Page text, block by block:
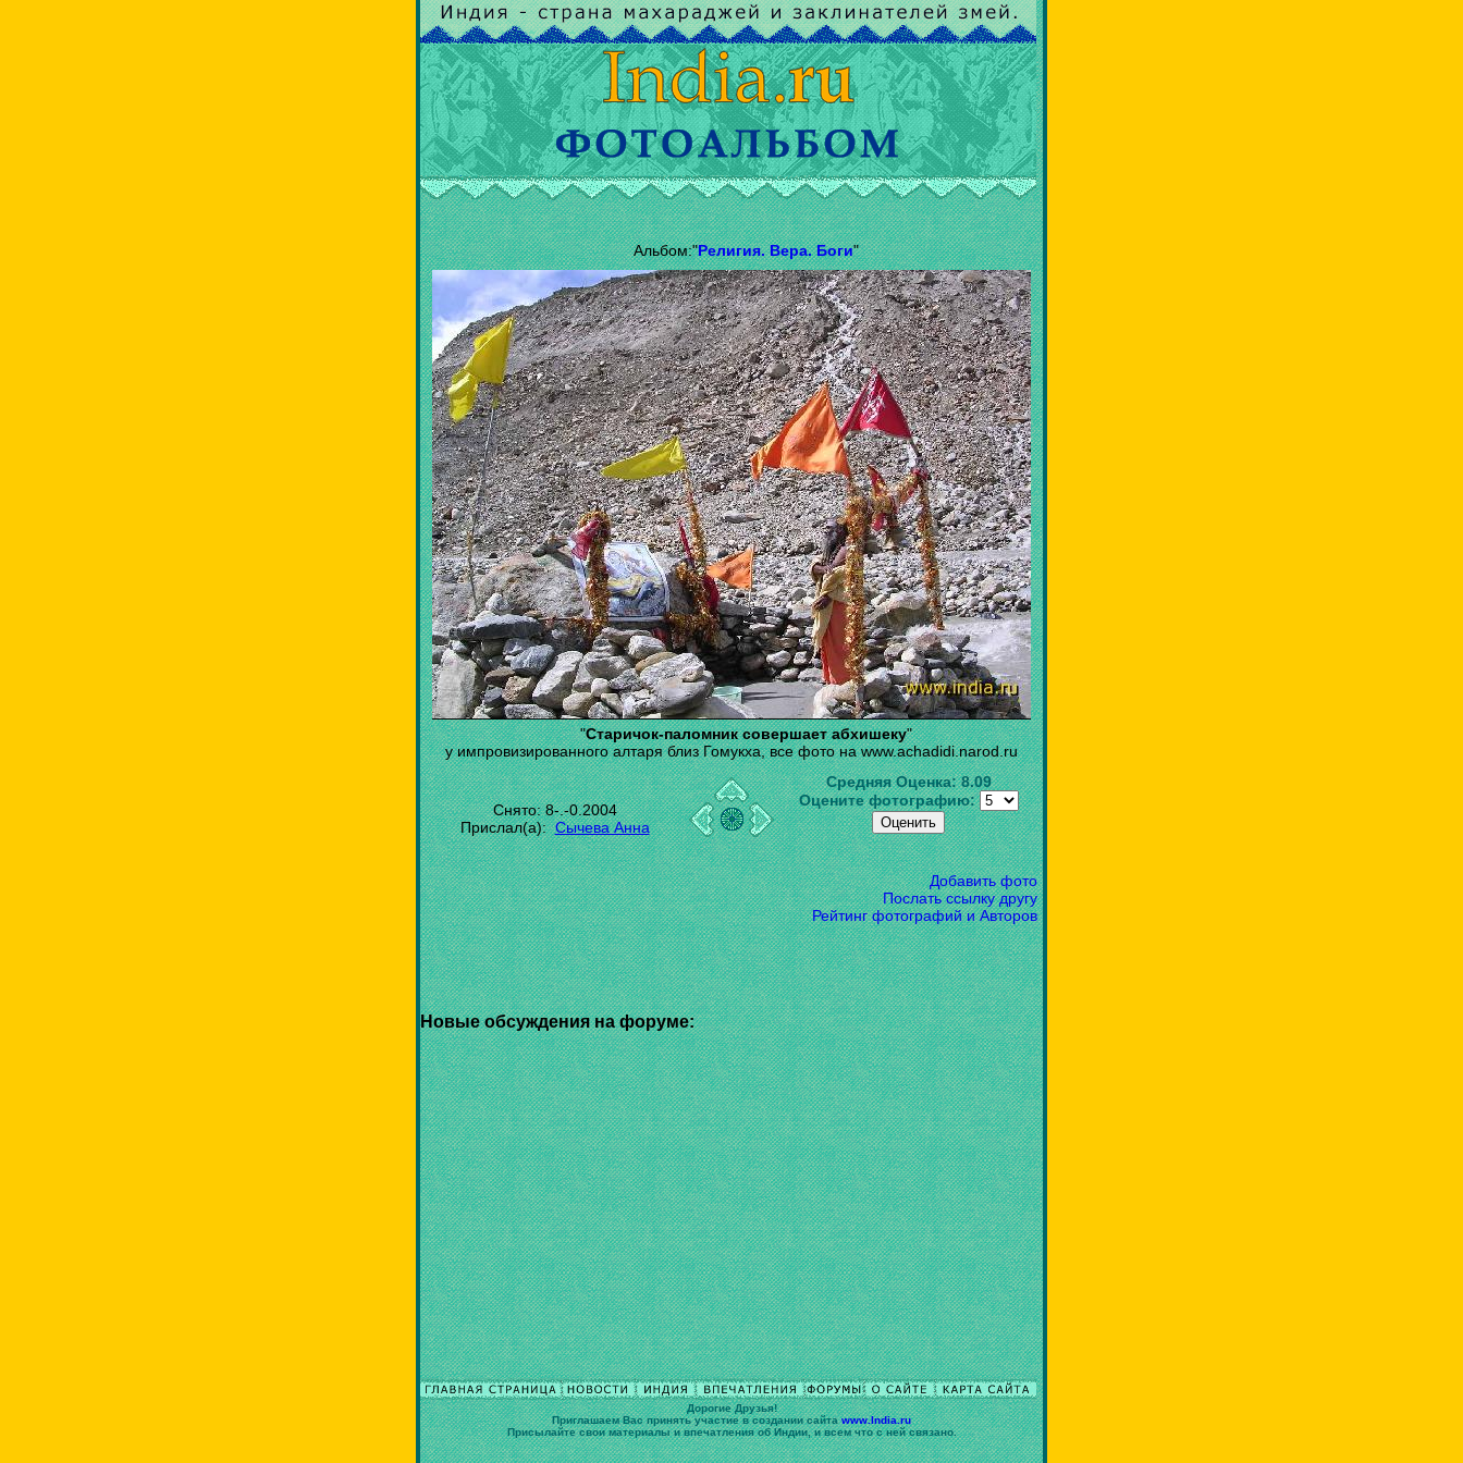
Альбом:"Религия. Вера. Боги"
"Старичок-паломник совершает абхишеку"
у импровизированного алтаря близ Гомукха, все фото на www.achadidi.narod.ru
Снято: 8-.-0.2004
Прислал(а):Сычева Анна
Средняя Оценка:8.09
Оцените фотографию:
Новые обсуждения на форуме:
Добавить фото
Послать ссылку другу
Рейтинг фотографий и Авторов
Дорогие Друзья!
Приглашаем Вас принять участие в cоздании сайтаwww.India.ru
Присылайте свои материалы и впечатления об Индии, и всем что с ней связано.